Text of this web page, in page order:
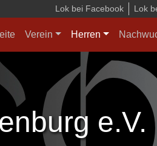
Lok bei Facebook Lok
Verein Herren
e.V.